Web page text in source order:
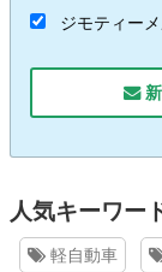
ジモティー
新
人気キーワー
軽自動車